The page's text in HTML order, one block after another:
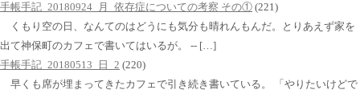
手帳手記_20180924_月_依存症についての考察 その① (221)
くもり空の日、なんてのはどうにも気分も晴れんもんだ。とりあえず家を
出て神保町のカフェで書いてはいるが。 -- […]
手帳手記_20180513_日_2 (220)
早くも席が埋まってきたカフェで引き続き書いている。 「やりたいけどで